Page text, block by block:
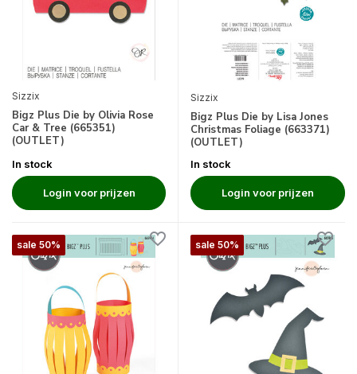
Sizzix
Bigz Plus Die by Olivia Rose
Car & Tree (665351)
(OUTLET)
In stock
Login voor prijzen
Sizzix
Bigz Plus Die by Lisa Jones
Christmas Foliage (663371)
(OUTLET)
In stock
Login voor prijzen
sale 50% sale 50%